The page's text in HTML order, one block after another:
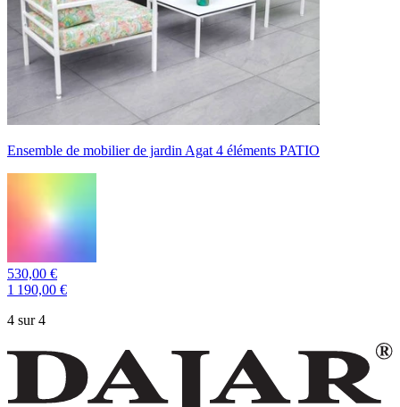
Ensemble de mobilier de jardin Agat 4 éléments PATIO
530,00 €
1 190,00 €
4 sur 4